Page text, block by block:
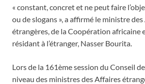
« constant, concret et ne peut faire
ou de slogans », a affirmé le ministre
étrangères, de la Coopération africaine
résidant à l’étranger, Nasser Bourita.
Lors de la 161ème session du Conseil
niveau des ministres des Affaires